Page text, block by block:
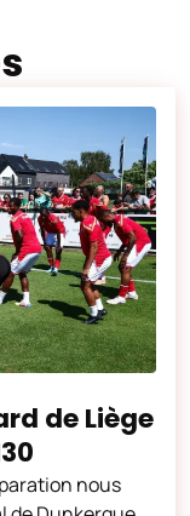
de Liège
nous